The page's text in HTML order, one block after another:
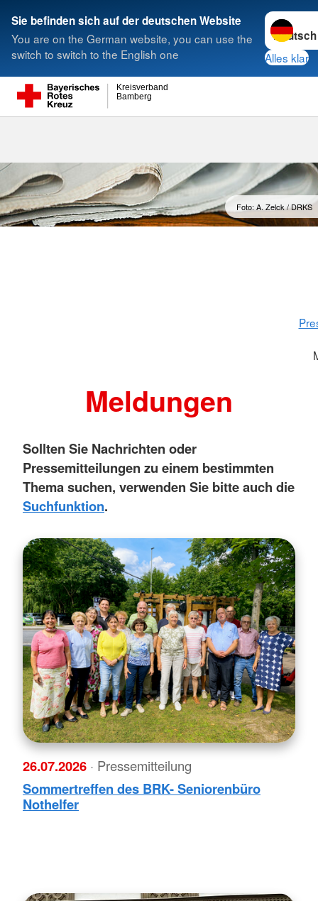
Sie befinden sich auf der deutschen Website
You are on the German website, you can use the
switch to switch to the English one
Sprache
Alles klar
Bamberg
Kreisverband
Suche
Foto: A. Zelck / DRKS
Meldungen
Sollten Sie Nachrichten oder
Pressemitteilungen zu einem bestimmten
Thema suchen, verwenden Sie bitte auch die
Suchfunktion.
26.07.2026 · Pressemitteilung
Sommertreffen des BRK- Seniorenbüro
Nothelfer